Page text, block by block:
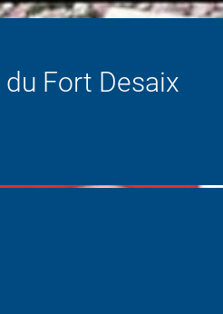
Fort Desaix